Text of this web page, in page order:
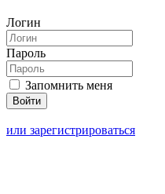
Логин
Пароль
Запомнить меня
или зарегистрироваться